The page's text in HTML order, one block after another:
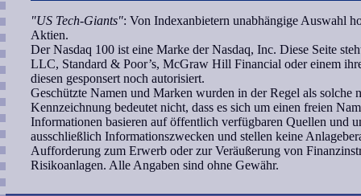
"US Tech-Giants": Von Indexanbietern unabhängige Auswahl
Aktien.
Der Nasdaq 100 ist eine Marke der Nasdaq, Inc. Diese Seite
LLC, Standard & Poor’s, McGraw Hill Financial oder einem
diesen gesponsert noch autorisiert.
Geschützte Namen und Marken wurden in der Regel als solche
Kennzeichnung bedeutet nicht, dass es sich um einen freien
Informationen basieren auf öffentlich verfügbaren Quellen und
ausschließlich Informationszwecken und stellen keine
Aufforderung zum Erwerb oder zur Veräußerung von
Risikoanlagen. Alle Angaben sind ohne Gewähr.